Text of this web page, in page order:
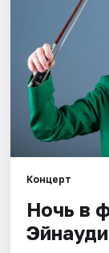
События
Города
Площадки
Артисты
Рейтинги
Концерт
Ночь в